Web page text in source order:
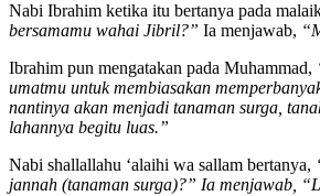
Nabi Ibrahim ketika itu bertanya pada
bersamamu wahai Jibril?” Ia menjawab,
Ibrahim pun mengatakan pada Muhammad,
umatmu untuk membiasakan
nantinya akan menjadi tanaman surga,
lahannya begitu luas.”
Nabi shallallahu ‘alaihi wa sallam bertanya,
jannah (tanaman surga)?” Ia menjawab,